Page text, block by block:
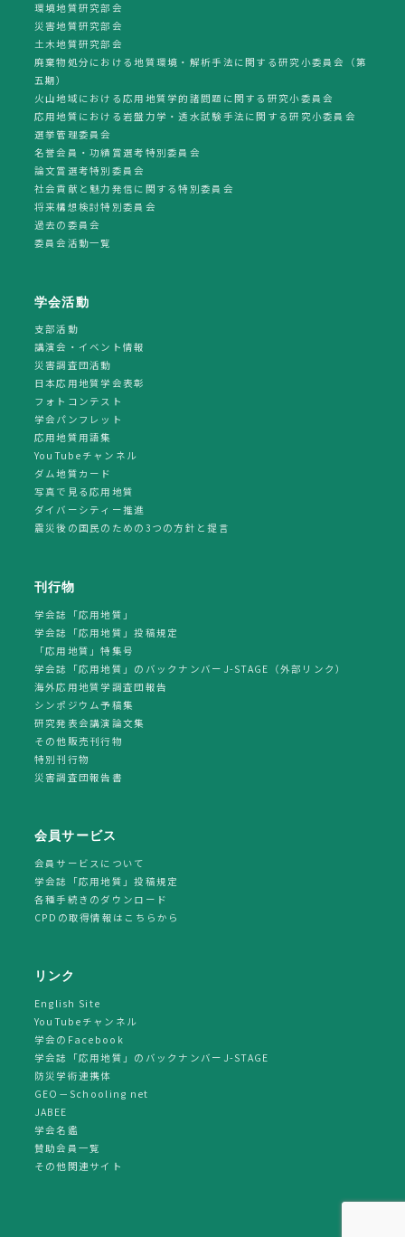
環境地質研究部会
災害地質研究部会
土木地質研究部会
廃棄物処分における地質環境・解析手法に関する研究小委員会（第
五期）
火山地域における応用地質学的諸問題に関する研究小委員会
応用地質における岩盤力学・透水試験手法に関する研究小委員会
選挙管理委員会
名誉会員・功績賞選考特別委員会
論文賞選考特別委員会
社会貢献と魅力発信に関する特別委員会
将来構想検討特別委員会
過去の委員会
委員会活動一覧
学会活動
支部活動
講演会・イベント情報
災害調査団活動
日本応用地質学会表彰
フォトコンテスト
学会パンフレット
応用地質用語集
YouTubeチャンネル
ダム地質カード
写真で見る応用地質
ダイバーシティー推進
震災後の国民のための3つの方針と提言
刊行物
学会誌「応用地質」
学会誌「応用地質」投稿規定
「応用地質」特集号
学会誌「応用地質」のバックナンバーJ-STAGE（外部リンク）
海外応用地質学調査団報告
シンポジウム予稿集
研究発表会講演論文集
その他販売刊行物
特別刊行物
災害調査団報告書
会員サービス
会員サービスについて
学会誌「応用地質」投稿規定
各種手続きのダウンロード
CPDの取得情報はこちらから
リンク
English Site
YouTubeチャンネル
学会のFacebook
学会誌「応用地質」のバックナンバーJ-STAGE
防災学術連携体
GEO－Schooling net
JABEE
学会名鑑
賛助会員一覧
その他関連サイト